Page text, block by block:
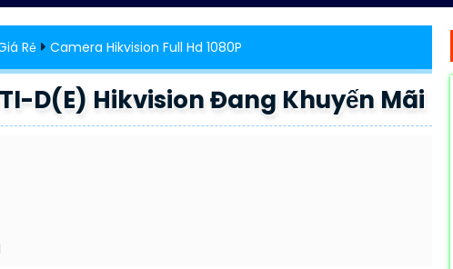
Rẻ Camera Hikvision Full Hd 1080P
D(E) Hikvision Đang Khuyến Mãi